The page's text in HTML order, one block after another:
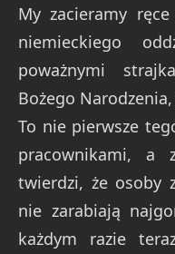
My zacieramy
niemieckiego
poważnymi
Bożego
To nie pierwsze
pracownikami, a
twierdzi, że osoby
nie zarabiają
każdym razie